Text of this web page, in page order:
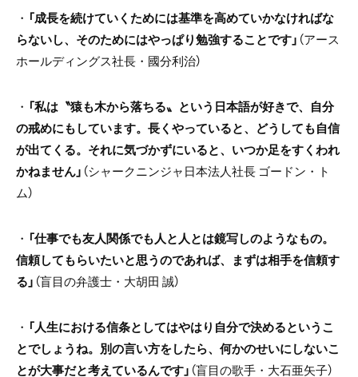
・ 「成長を続けていくためには基準を高めていかなければな
らないし、そのためにはやっぱり勉強することです」 （アース
ホールディングス社長・國分利治）
・ 「私は〝猿も木から落ちる〟という日本語が好きで、自分
の戒めにもしています。長くやっていると、どうしても自信
が出てくる。それに気づかずにいると、いつか足をすくわれ
かねません」 （シャークニンジャ日本法人社長 ゴードン・ト
ム）
・ 「仕事でも友人関係でも人と人とは鏡写しのようなもの。
信頼してもらいたいと思うのであれば、まずは相手を信頼す
る」 （盲目の弁護士・大胡田 誠）
・ 「人生における信条としてはやはり自分で決めるというこ
とでしょうね。別の言い方をしたら、何かのせいにしないこ
とが大事だと考えているんです」 （盲目の歌手・大石亜矢子）